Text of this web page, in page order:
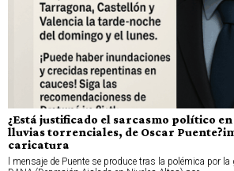
¿Está justificado el sarcasmo político
lluvias torrenciales, de Oscar
caricatura
l mensaje de Puente se produce tras la polémica por